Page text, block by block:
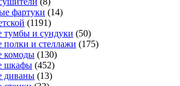
фартуки (14)
(1191)
тумбы и сундуки (50)
полки и стеллажи (175)
комоды (130)
шкафы (452)
диваны (13)